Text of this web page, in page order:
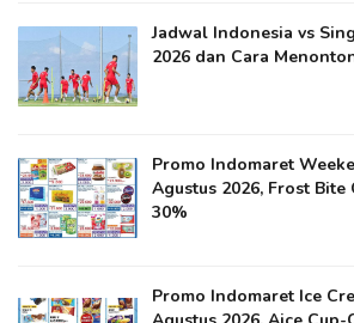
Jadwal Indonesia vs
2026 dan Cara
Promo Indomaret
Agustus 2026, Frost
30%
Promo Indomaret Ice